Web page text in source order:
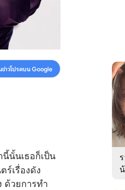
าวโปรดบน Google
นั้นเธอก็เป็น
เรื่องดัง
ด้วยการทำ